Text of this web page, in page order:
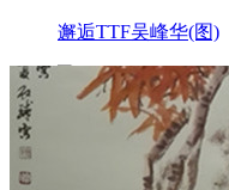
邂逅TTF吴峰华(图)
上大美院首饰设...(图)